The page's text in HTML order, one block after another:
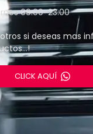
09:00-23:00
si deseas mas
CLICK AQUÍ